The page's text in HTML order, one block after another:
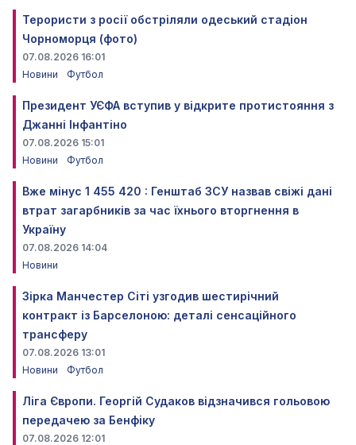
Терористи з росії обстріляли одеський стадіон
Чорноморця (фото)
07.08.2026 16:01
Новини
Футбол
Президент УЄФА вступив у відкрите протистояння з
Джанні Інфантіно
07.08.2026 15:01
Новини
Футбол
Вже мінус 1 455 420 : Генштаб ЗСУ назвав свіжі дані
втрат загарбників за час їхнього вторгнення в
Україну
07.08.2026 14:04
Новини
Зірка Манчестер Сіті узгодив шестирічний
контракт із Барселоною: деталі сенсаційного
трансферу
07.08.2026 13:01
Новини
Футбол
Ліга Європи. Георгій Судаков відзначився гольовою
передачею за Бенфіку
07.08.2026 12:01